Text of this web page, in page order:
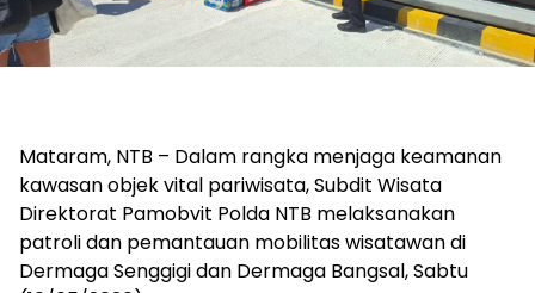
Mataram, NTB – Dalam rangka menjaga keamanan
kawasan objek vital pariwisata, Subdit Wisata
Direktorat Pamobvit Polda NTB melaksanakan
patroli dan pemantauan mobilitas wisatawan di
Dermaga Senggigi dan Dermaga Bangsal, Sabtu